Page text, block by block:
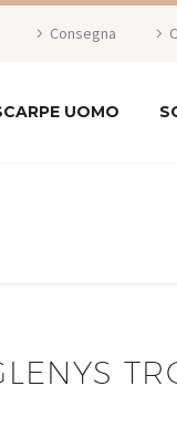
Consegna
UOMO